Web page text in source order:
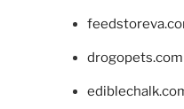
drogopets.com